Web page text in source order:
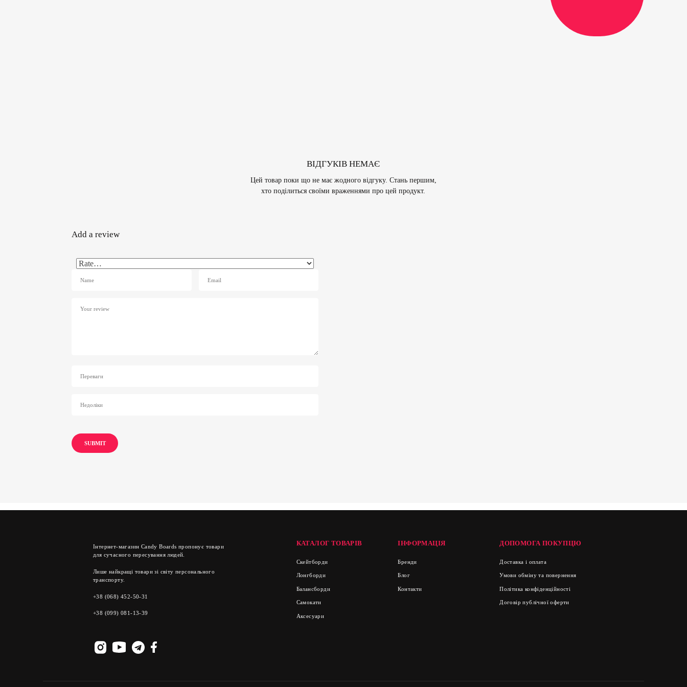
ВІДГУКІВ НЕМАЄ
Цей товар поки що не має жодного відгуку. Стань першим,
хто поділиться своїми враженнями про цей продукт.
Add a review
Інтернет-магазин Candy Boards пропонує товари
для сучасного пересування людей.
Лише найкращі товари зі світу персонального
транспорту.
+38 (068) 452-50-31
+38 (099) 081-13-39
КАТАЛОГ ТОВАРІВ
Скейтборди
Лонгборди
Балансборди
Самокати
Аксесуари
ІНФОРМАЦІЯ
Бренди
Блог
Контакти
ДОПОМОГА ПОКУПЦЮ
Доставка і оплата
Умови обміну та повернення
Політика конфіденційності
Договір публічної оферти